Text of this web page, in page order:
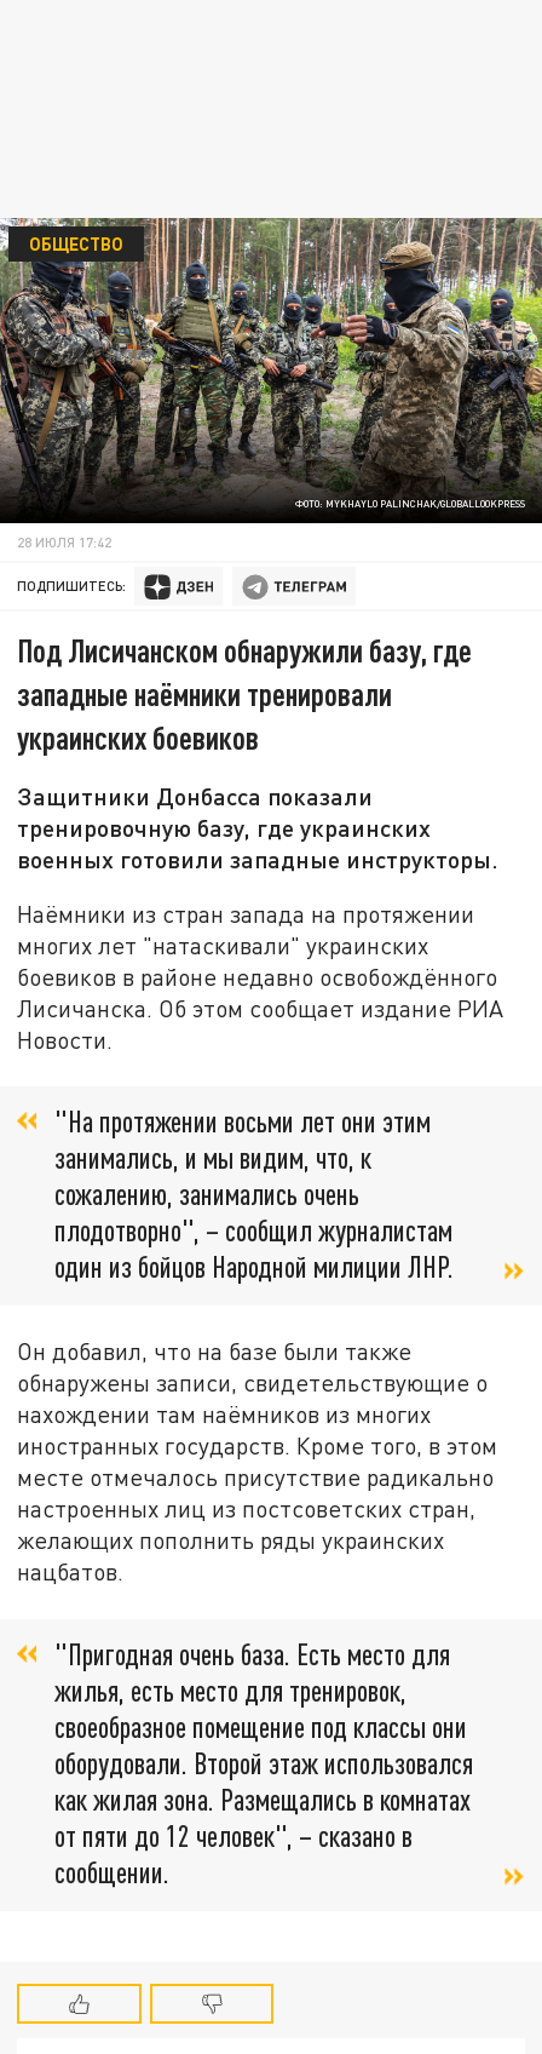
ФОТО: MYKHAYLO PALINCHAK/GLOBALLOOKPRESS
ОБЩЕСТВО
28 ИЮЛЯ 17:42
ПОДПИШИТЕСЬ:
Под Лисичанском обнаружили базу, где
западные наёмники тренировали
украинских боевиков
Защитники Донбасса показали
тренировочную базу, где украинских
военных готовили западные инструкторы.
Наёмники из стран запада на протяжении
многих лет "натаскивали" украинских
боевиков в районе недавно освобождённого
Лисичанска. Об этом сообщает издание РИА
Новости.
"На протяжении восьми лет они этим
занимались, и мы видим, что, к
сожалению, занимались очень
плодотворно", – сообщил журналистам
один из бойцов Народной милиции ЛНР.
Он добавил, что на базе были также
обнаружены записи, свидетельствующие о
нахождении там наёмников из многих
иностранных государств. Кроме того, в этом
месте отмечалось присутствие радикально
настроенных лиц из постсоветских стран,
желающих пополнить ряды украинских
нацбатов.
"Пригодная очень база. Есть место для
жилья, есть место для тренировок,
своеобразное помещение под классы они
оборудовали. Второй этаж использовался
как жилая зона. Размещались в комнатах
от пяти до 12 человек", – сказано в
сообщении.